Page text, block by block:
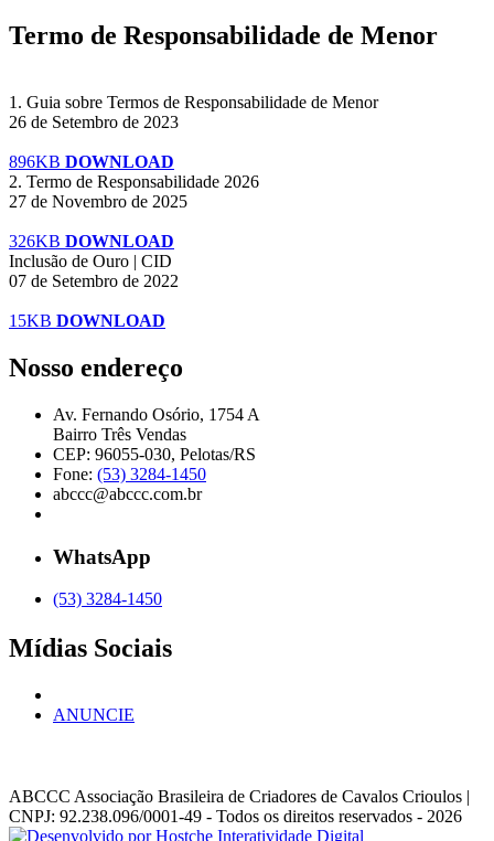
Termo de Responsabilidade de Menor
1. Guia sobre Termos de Responsabilidade de Menor
26 de Setembro de 2023
896KB DOWNLOAD
2. Termo de Responsabilidade 2026
27 de Novembro de 2025
326KB DOWNLOAD
Inclusão de Ouro | CID
07 de Setembro de 2022
15KB DOWNLOAD
Nosso endereço
Av. Fernando Osório, 1754 A
Bairro Três Vendas
CEP: 96055-030, Pelotas/RS
Fone: (53) 3284-1450
abccc@abccc.com.br
WhatsApp
(53) 3284-1450
Mídias Sociais
ANUNCIE
ABCCC Associação Brasileira de Criadores de Cavalos Crioulos |
CNPJ: 92.238.096/0001-49 - Todos os direitos reservados - 2026